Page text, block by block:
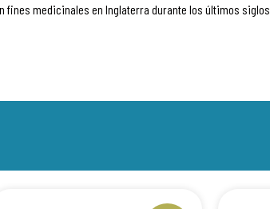
fines medicinales en Inglaterra durante los últimos siglos.